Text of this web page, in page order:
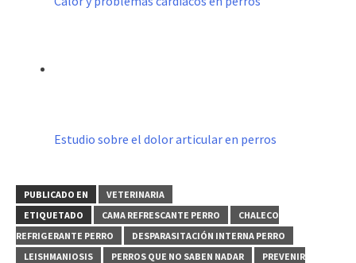
Estudio sobre el dolor articular en perros
PUBLICADO EN
VETERINARIA
ETIQUETADO
CAMA REFRESCANTE PERRO
CHALECO
REFRIGERANTE PERRO
DESPARASITACIÓN INTERNA PERRO
LEISHMANIOSIS
PERROS QUE NO SABEN NADAR
PREVENIR